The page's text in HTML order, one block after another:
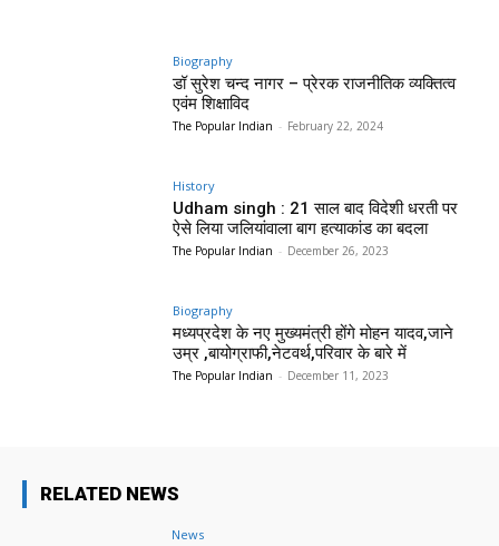
Biography
डॉ सुरेश चन्द नागर – प्रेरक राजनीतिक व्यक्तित्व
एवंम शिक्षाविद
The Popular Indian - February 22, 2024
History
Udham singh : 21 साल बाद विदेशी धरती पर
ऐसे लिया जलियांवाला बाग हत्याकांड का बदला
The Popular Indian - December 26, 2023
Biography
मध्यप्रदेश के नए मुख्यमंत्री होंगे मोहन यादव,जाने
उम्र ,बायोग्राफी,नेटवर्थ,परिवार के बारे में
The Popular Indian - December 11, 2023
RELATED NEWS
News